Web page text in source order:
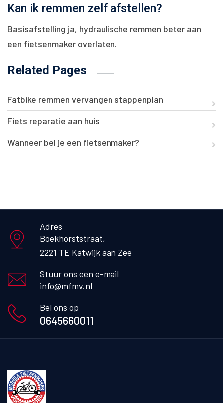
Kan ik remmen zelf afstellen?
Basisafstelling ja, hydraulische remmen beter aan
een fietsenmaker overlaten.
Related Pages
Fatbike remmen vervangen stappenplan
Fiets reparatie aan huis
Wanneer bel je een fietsenmaker?
Adres
Boekhorststraat,
2221 TE Katwijk aan Zee
Stuur ons een e-mail
info@mfmv.nl
Bel ons op
0645660011